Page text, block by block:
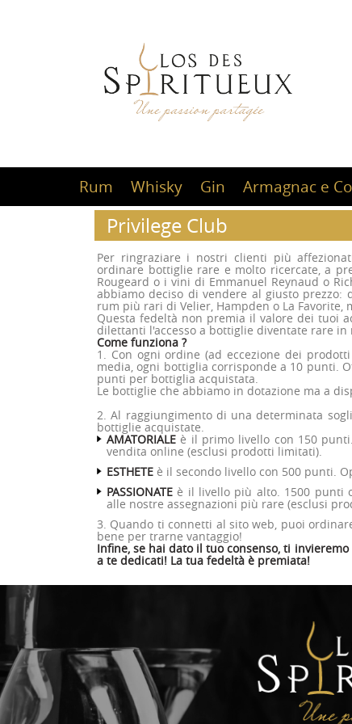
Rum Whisky Gin Armagnac e
Privilege Club
Per ringraziare i nostri clienti più
ordinare bottiglie rare e molto ricercate, a
Rougeard o i vini di Emmanuel Reynaud o
abbiamo deciso di vendere al giusto
rum più rari di Velier, Hampden o La Favorite,
Questa fedeltà non premia il valore dei tuoi
dilettanti l'accesso a bottiglie diventate rare
Come funziona ?
1. Con ogni ordine (ad eccezione dei
media, ogni bottiglia corrisponde a 10 punti.
punti per bottiglia acquistata.
Le bottiglie che abbiamo in dotazione ma a
2. Al raggiungimento di una determinata
bottiglie acquistate.
AMATORIALE è il primo livello con 150
vendita online (esclusi prodotti limitati).
ESTHETE è il secondo livello con 500 punti.
PASSIONATE è il livello più alto. 1500 punti
alle nostre assegnazioni più rare (esclusi
3. Quando ti connetti al sito web, puoi
bene per trarne vantaggio!
Infine, se hai dato il tuo consenso, ti
a te dedicati! La tua fedeltà è premiata!